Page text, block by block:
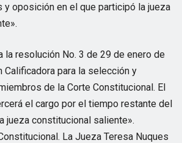
y oposición en el que participó la jueza
la resolución No. 3 de 29 de enero de
Calificadora para la selección y
de la Corte Constitucional. El
el cargo por el tiempo restante del
jueza constitucional saliente».
La Jueza Teresa Nuques